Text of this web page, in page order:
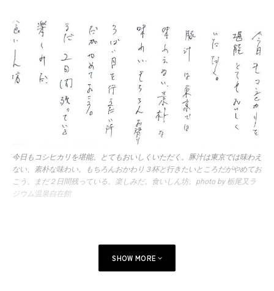
今日もコシヒカリを堪能。とてもおいしくいただく。豚汁は東京では味わえ
ない、素朴な味わい。もちろんおかわり３杯と行きたいところだがやめてお
こう。まだ２日間残っている。楽しみだ。食いしん坊。photo by 栃尾又ラ
ジウム温泉自在館
SHOW MORE